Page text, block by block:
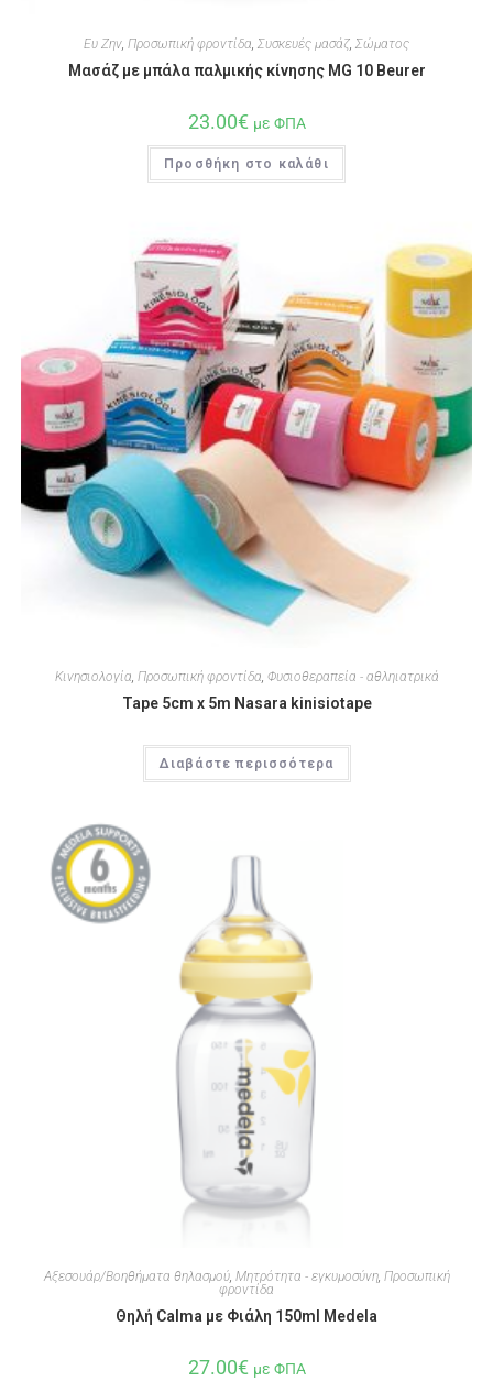
Ευ Ζην Προσωπική φροντίδα Συσκευές μασάζ Σώματος
Μασάζ με μπάλα παλμικής κίνησης MG 10 Beurer
23.00€ με ΦΠΑ
Προσθήκη στο καλάθι
Κινησιολογία, Προσωπική φροντίδα, Φυσιοθεραπεία - αθληιατρικά
Tape 5cm x 5m Nasara kinisiotape
Διαβάστε περισσότερα
Αξεσουάρ/Βοηθήματα θηλασμού, Μητρότητα - εγκυμοσύνη, Προσωπική
φροντίδα
Θηλή Calma με Φιάλη 150ml Medela
27.00€ με ΦΠΑ